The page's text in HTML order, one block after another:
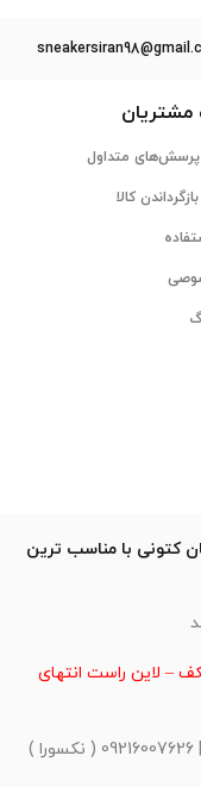
متداول
کالا
کتونی با مناسب ترین
– لاین راست انتهای